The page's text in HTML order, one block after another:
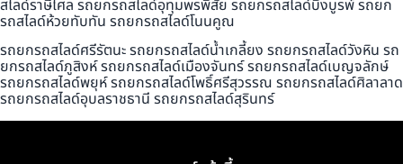
สไลด์ราษีไศล รถยกรถสไลด์อุทุมพรพิสัย รถยกรถสไลด์บึงบูรพ์ รถยก
รถสไลด์ห้วยทับทัน รถยกรถสไลด์โนนคูณ
รถยกรถสไลด์ศรีรัตนะ รถยกรถสไลด์น้ำเกลี้ยง รถยกรถสไลด์วังหิน รถ
ยกรถสไลด์ภูสิงห์ รถยกรถสไลด์เมืองจันทร์ รถยกรถสไลด์เบญจลักษ์
รถยกรถสไลด์พยุห์ รถยกรถสไลด์โพธิ์ศรีสุวรรณ รถยกรถสไลด์ศิลาลาด
รถยกรถสไลด์อุบลราชธานี รถยกรถสไลด์สุรินทร์